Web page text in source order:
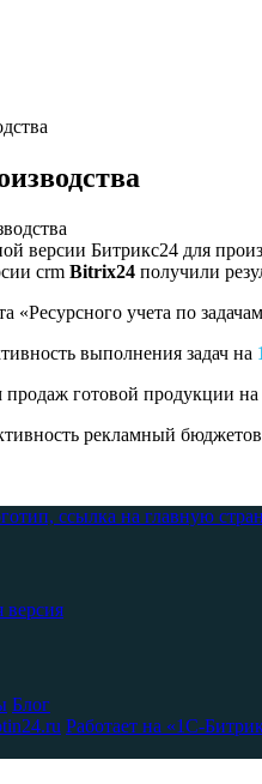
версии Битрикс24 для
crm Bitrix24 получили
«Ресурсного учета по
выполнения задач на
продаж готовой продукции на
рекламный
ссылка на главную
версия
Блог
Работает на «1С-